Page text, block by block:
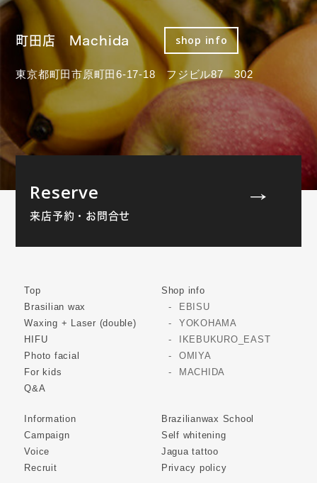
町田店 Machida shop info
東京都町田市原町田6-17-18 フジビル87 302
Reserve
来店予約・お問合せ
Top
Brasilian wax
Waxing + Laser (double)
HIFU
Photo facial
For kids
Q&A
Shop info
EBISU
YOKOHAMA
IKEBUKURO_EAST
OMIYA
MACHIDA
Information
Campaign
Voice
Recruit
Brazilianwax School
Self whitening
Jagua tattoo
Privacy policy